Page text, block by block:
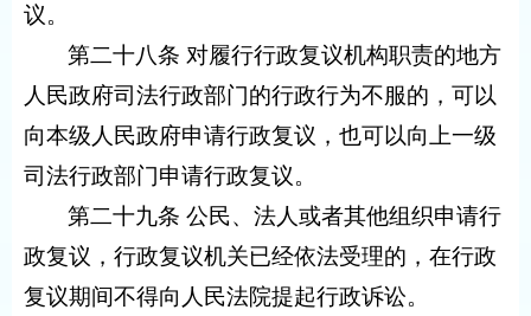
议。
第二十八条 对履行行政复议机构职责的地方
人民政府司法行政部门的行政行为不服的，可以
向本级人民政府申请行政复议，也可以向上一级
司法行政部门申请行政复议。
第二十九条 公民、法人或者其他组织申请行
政复议，行政复议机关已经依法受理的，在行政
复议期间不得向人民法院提起行政诉讼。